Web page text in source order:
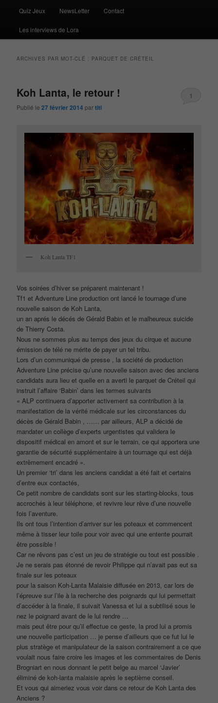
Quiz Jeux NewsLetter Contact
Les interviews de Lora
ARCHIVES PAR MOT-CLÉ : PARQUET DE CRÉTEIL
Koh Lanta, le retour !
Publié le27 février 2014 partiti
1
Koh Lanta TF1
Vos soirées d’hiver se préparent maintenant !
Tf1 et Adventure Line production ont lancé le tournage d’une
nouvelle saison de Koh Lanta,
un an aprés le décés de Gérald Babin et le malheureux suicide
de Thierry Costa.
Nous ne sommes plus au temps des jeux du cirque et aucune
émission de télé ne mérite de payer un tel tribu.
Lors d’un communiqué de presse , la société de production
Adventure Line précise qu’une nouvelle saison avec des anciens
candidats aura lieu et quelle en a averti le parquet de Créteil qui
instruit l’affaire ‘Babin’ dans les termes suivants
« ALP continuera d’apporter activement sa contribution à la
manifestation de la vérité médicale sur les circonstances du
décès de Gérald Babin , …… par ailleurs, ALP a décidé de
mandater un collège d’experts urgentistes qui validera le
dispositif médical en amont et sur le terrain, ce qui apportera une
garantie de sécurité supplémentaire à un tournage qui est déjà
extrêmement encadré ».
Un premier ‘tri’ dans les anciens candidat a été fait et certains
d’entre eux contactés,
Ce petit nombre de candidats sont sur les starting-blocks, tous
accrochés à leur téléphone, et revivre leur rêve d’une nouvelle
fois l’aventure.
Ils ont tous l’intention d’arriver sur les poteaux et commencent
même à tisser leur toile pour voir avec qui une entente pourrait
être possible !
Car ne rêvons pas c’est un jeu de stratégie ou tout est possible .
Je ne serais pas étonné de revoir Philippe qui n’avait pas eut sa
finale sur les poteaux
pour la saison Koh-Lanta Malaisie diffusée en 2013, car lors de
l’épreuve sur l’ile à la recherche des poignards qui lui permettait
d’accéder à la finale, il suivait Vanessa et lui a subtilisé sous le
nez le poignard avant de le lui rendre …
mais peut être pour qu’il effectue ce geste, la prod lui a promis
une nouvelle participation … je pense d’ailleurs que ce fut lui le
plus stratège et manipulateur de la saison contrairement a ce que
voulait nous faire croire les images et les commentaires de Denis
Brogniart en nous donnant le petit belge au marcel ‘Javier’
éliminé de koh-lanta malaisie après le septième conseil.
Et vous qui aimeriez vous voir dans ce retour de Koh Lanta des
Anciens ?